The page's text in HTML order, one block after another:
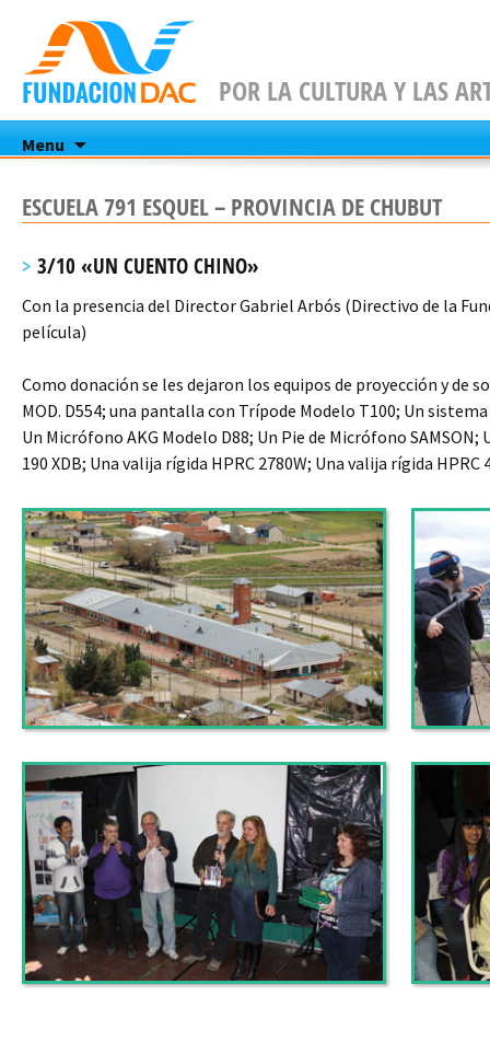
POR LA CULTURA Y LAS
Menu
Skip
to
ESCUELA 791 ESQUEL – PROVINCIA DE CHUBUT
3/10 «UN CUENTO CHINO»
Con la presencia del Director Gabriel Arbós (Directivo de la
película)
Como donación se les dejaron los equipos de proyección y de
MOD. D554; una pantalla con Trípode Modelo T100; Un
Un Micrófono AKG Modelo D88; Un Pie de Micrófono
190 XDB; Una valija rígida HPRC 2780W; Una valija rígida HPRC